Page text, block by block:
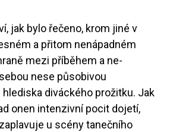
jak bylo řečeno, krom jiné v
a přitom nenápadném
mezi příběhem a ne-
nese působivou
diváckého prožitku. Jak
onen intenzivní pocit dojetí,
u scény tanečního